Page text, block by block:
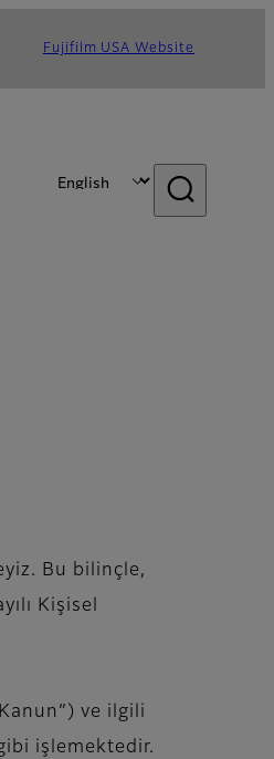
Fujifilm USA Website
Bu bilinçle,
Kişisel
ve ilgili
işlemektedir.